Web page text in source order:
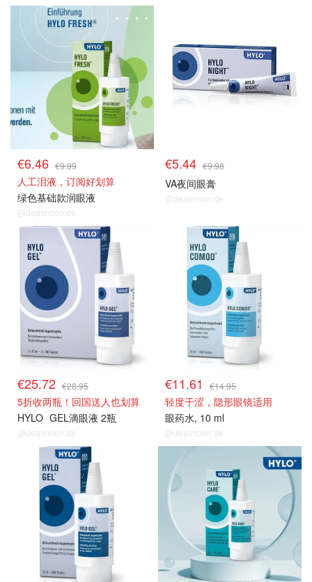
€6.46 €9.99
人工泪液，订阅好划算
绿色基础款润眼液
@dealmoon.de
€5.44 €9.98
VA夜间眼膏
@dealmoon.de
€25.72 €28.95
5折收两瓶！回国送人也划算
HYLO GEL滴眼液 2瓶
@dealmoon.de
€11.61 €14.95
轻度干涩，隐形眼镜适用
眼药水, 10 ml
@dealmoon.de